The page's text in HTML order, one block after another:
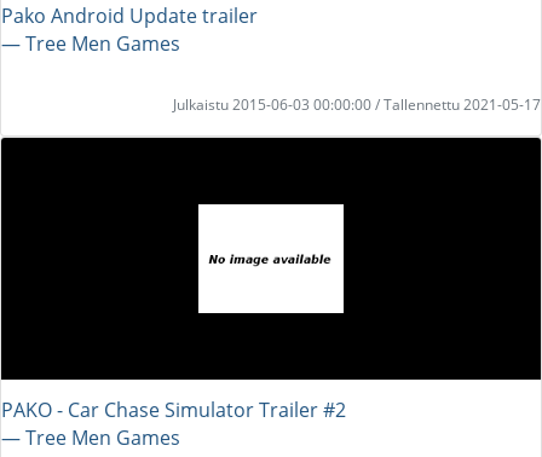
Pako Android Update trailer
― Tree Men Games
Julkaistu 2015-06-03 00:00:00 / Tallennettu 2021-05-17
PAKO - Car Chase Simulator Trailer #2
― Tree Men Games